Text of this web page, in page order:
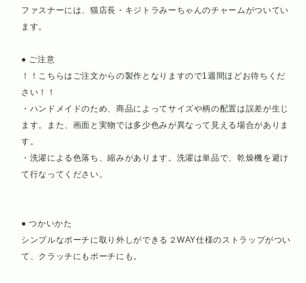
ファスナーには、猫店長・キジトラみーちゃんのチャームがついてい
ます。
● ご注意
！！こちらはご注文からの製作となりますので1週間ほどお待ちくだ
さい！！
・ハンドメイドのため、商品によってサイズや柄の配置は誤差が生じ
ます。また、画面と実物では多少色みが異なって見える場合がありま
す。
・洗濯による色落ち、縮みがあります。洗濯は単品で、乾燥機を避け
て行なってください。
● つかいかた
シンプルなポーチに取り外しができる２WAY仕様のストラップがつい
て、クラッチにもポーチにも。